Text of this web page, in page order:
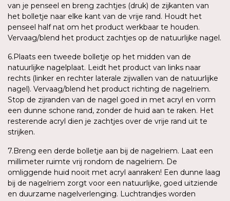
van je penseel en breng zachtjes (druk) de zijkanten van
het bolletje naar elke kant van de vrije rand. Houdt het
penseel half nat om het product werkbaar te houden.
Vervaag/blend het product zachtjes op de natuurlijke nagel.
6.Plaats een tweede bolletje op het midden van de
natuurlijke nagelplaat. Leidt het product van links naar
rechts (linker en rechter laterale zijwallen van de natuurlijke
nagel). Vervaag/blend het product richting de nagelriem.
Stop de zijranden van de nagel goed in met acryl en vorm
een dunne schone rand, zonder de huid aan te raken. Het
resterende acryl dien je zachtjes over de vrije rand uit te
strijken.
7.Breng een derde bolletje aan bij de nagelriem. Laat een
millimeter ruimte vrij rondom de nagelriem. De
omliggende huid nooit met acryl aanraken! Een dunne laag
bij de nagelriem zorgt voor een natuurlijke, goed uitziende
en duurzame nagelverlenging. Luchtrandjes worden